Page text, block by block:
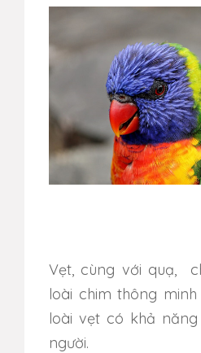
Vẹt, cùng với quạ,
loài chim thông
loài vẹt có khả
người.